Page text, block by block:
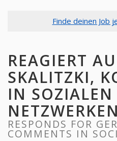
Finde deinen Job
REAGIERT
SKALITZKI,
IN SOZIALEN
NETZWERKEN
RESPONDS FOR
COMMENTS IN